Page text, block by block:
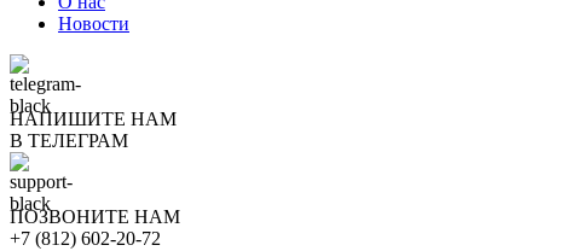
Новости
НАПИШИТЕ НАМ
В ТЕЛЕГРАМ
ПОЗВОНИТЕ НАМ
+7 (812) 602-20-72